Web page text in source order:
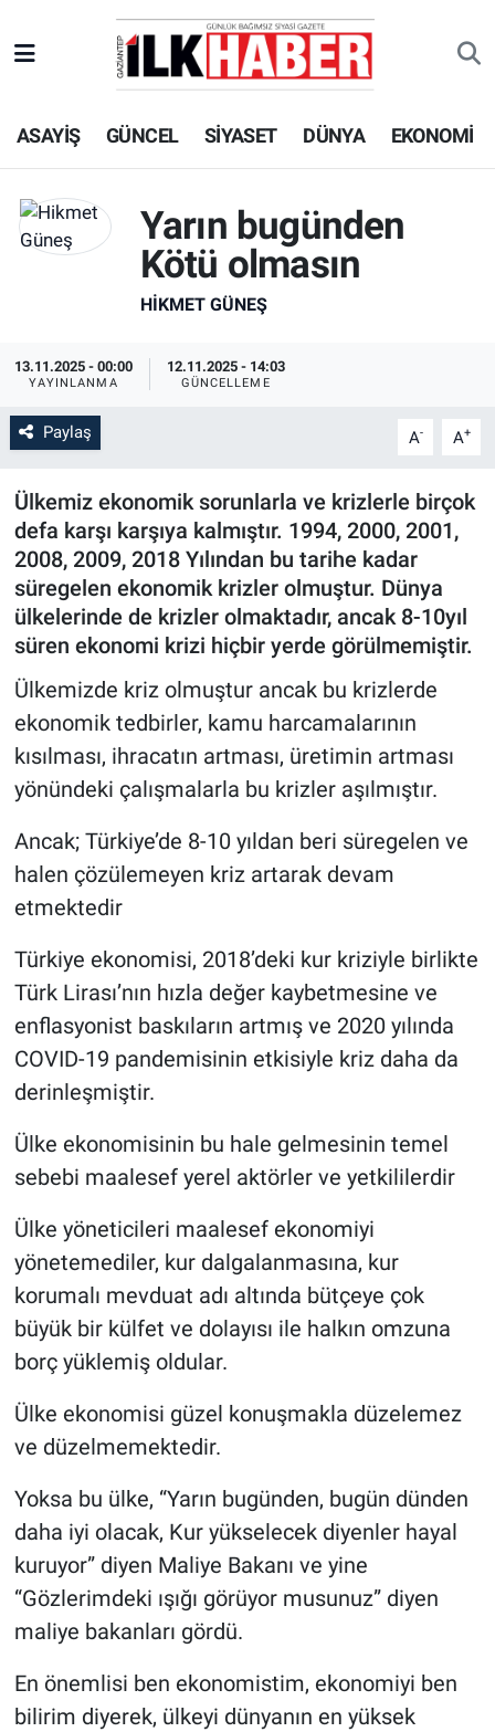
ASAYİŞ GÜNCEL SİYASET DÜNYA EKONOMİ
Yarın bugünden
Kötü olmasın
HIKMET GÜNEŞ
13.11.2025 - 00:00
YAYINLANMA
12.11.2025 - 14:03
GÜNCELLEME
Paylaş A- A+
Ülkemiz ekonomik sorunlarla ve krizlerle birçok
defa karşı karşıya kalmıştır. 1994, 2000, 2001,
2008, 2009, 2018 Yılından bu tarihe kadar
süregelen ekonomik krizler olmuştur. Dünya
ülkelerinde de krizler olmaktadır, ancak 8-10yıl
süren ekonomi krizi hiçbir yerde görülmemiştir.
Ülkemizde kriz olmuştur ancak bu krizlerde
ekonomik tedbirler, kamu harcamalarının
kısılması, ihracatın artması, üretimin artması
yönündeki çalışmalarla bu krizler aşılmıştır.
Ancak; Türkiye’de 8-10 yıldan beri süregelen ve
halen çözülemeyen kriz artarak devam
etmektedir
Türkiye ekonomisi, 2018’deki kur kriziyle birlikte
Türk Lirası’nın hızla değer kaybetmesine ve
enflasyonist baskıların artmış ve 2020 yılında
COVID-19 pandemisinin etkisiyle kriz daha da
derinleşmiştir.
Ülke ekonomisinin bu hale gelmesinin temel
sebebi maalesef yerel aktörler ve yetkililerdir
Ülke yöneticileri maalesef ekonomiyi
yönetemediler, kur dalgalanmasına, kur
korumalı mevduat adı altında bütçeye çok
büyük bir külfet ve dolayısı ile halkın omzuna
borç yüklemiş oldular.
Ülke ekonomisi güzel konuşmakla düzelemez
ve düzelmemektedir.
Yoksa bu ülke, “Yarın bugünden, bugün dünden
daha iyi olacak, Kur yükselecek diyenler hayal
kuruyor” diyen Maliye Bakanı ve yine
“Gözlerimdeki ışığı görüyor musunuz” diyen
maliye bakanları gördü.
En önemlisi ben ekonomistim, ekonomiyi ben
bilirim diyerek, ülkeyi dünyanın en yüksek
EKONOMİ
SİYASET
SAĞLIK
SPOR
TEKNOLOJİ
ASAYİŞ
EĞİTİM
Beyoğlu Hava Durumu
Beyoğlu Trafik Yoğunluk Haritası
Süper Lig Puan Durumu ve Fikstür
Tüm Manşetler
Son Dakika Haberleri
Haber Arşivi